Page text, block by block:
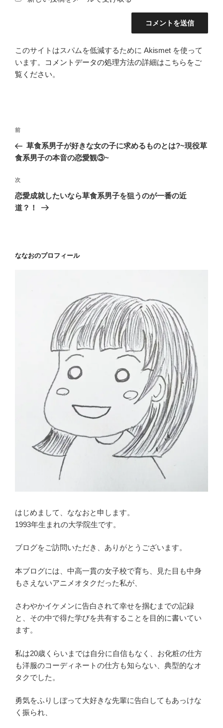
このサイトはスパムを低減するために Akismet を使って
います。
コメントデータの処理方法の詳細はこちらをご
覧ください。
投
ナ
ゲ
ー
シ
前
の
投
前
草食系男子が好きな女の子に求めるものとは?~現役草
食系男子の本音の恋愛観③~
次
の
投
次
恋愛成就したいなら草食系男子を狙うのが一番の近
道？！
ななおのプロフィール
はじめまして、ななおと申します。
1993年生まれの大学院生です。
ブログをご訪問いただき、ありがとうございます。
本ブログには、中高一貫の女子校で育ち、見た目も中身
もさえないアニメオタクだった私が、
さわやかイケメンに告白されて幸せを掴むまでの記録
と、その中で得た学びを共有することを目的に書いてい
ます。
私は20歳くらいまでは自分に自信もなく、お化粧の仕方
も洋服のコーディネートの仕方も知らない、典型的なオ
タクでした。
勇気をふりしぼって大好きな先輩に告白してもあっけな
く振られ、